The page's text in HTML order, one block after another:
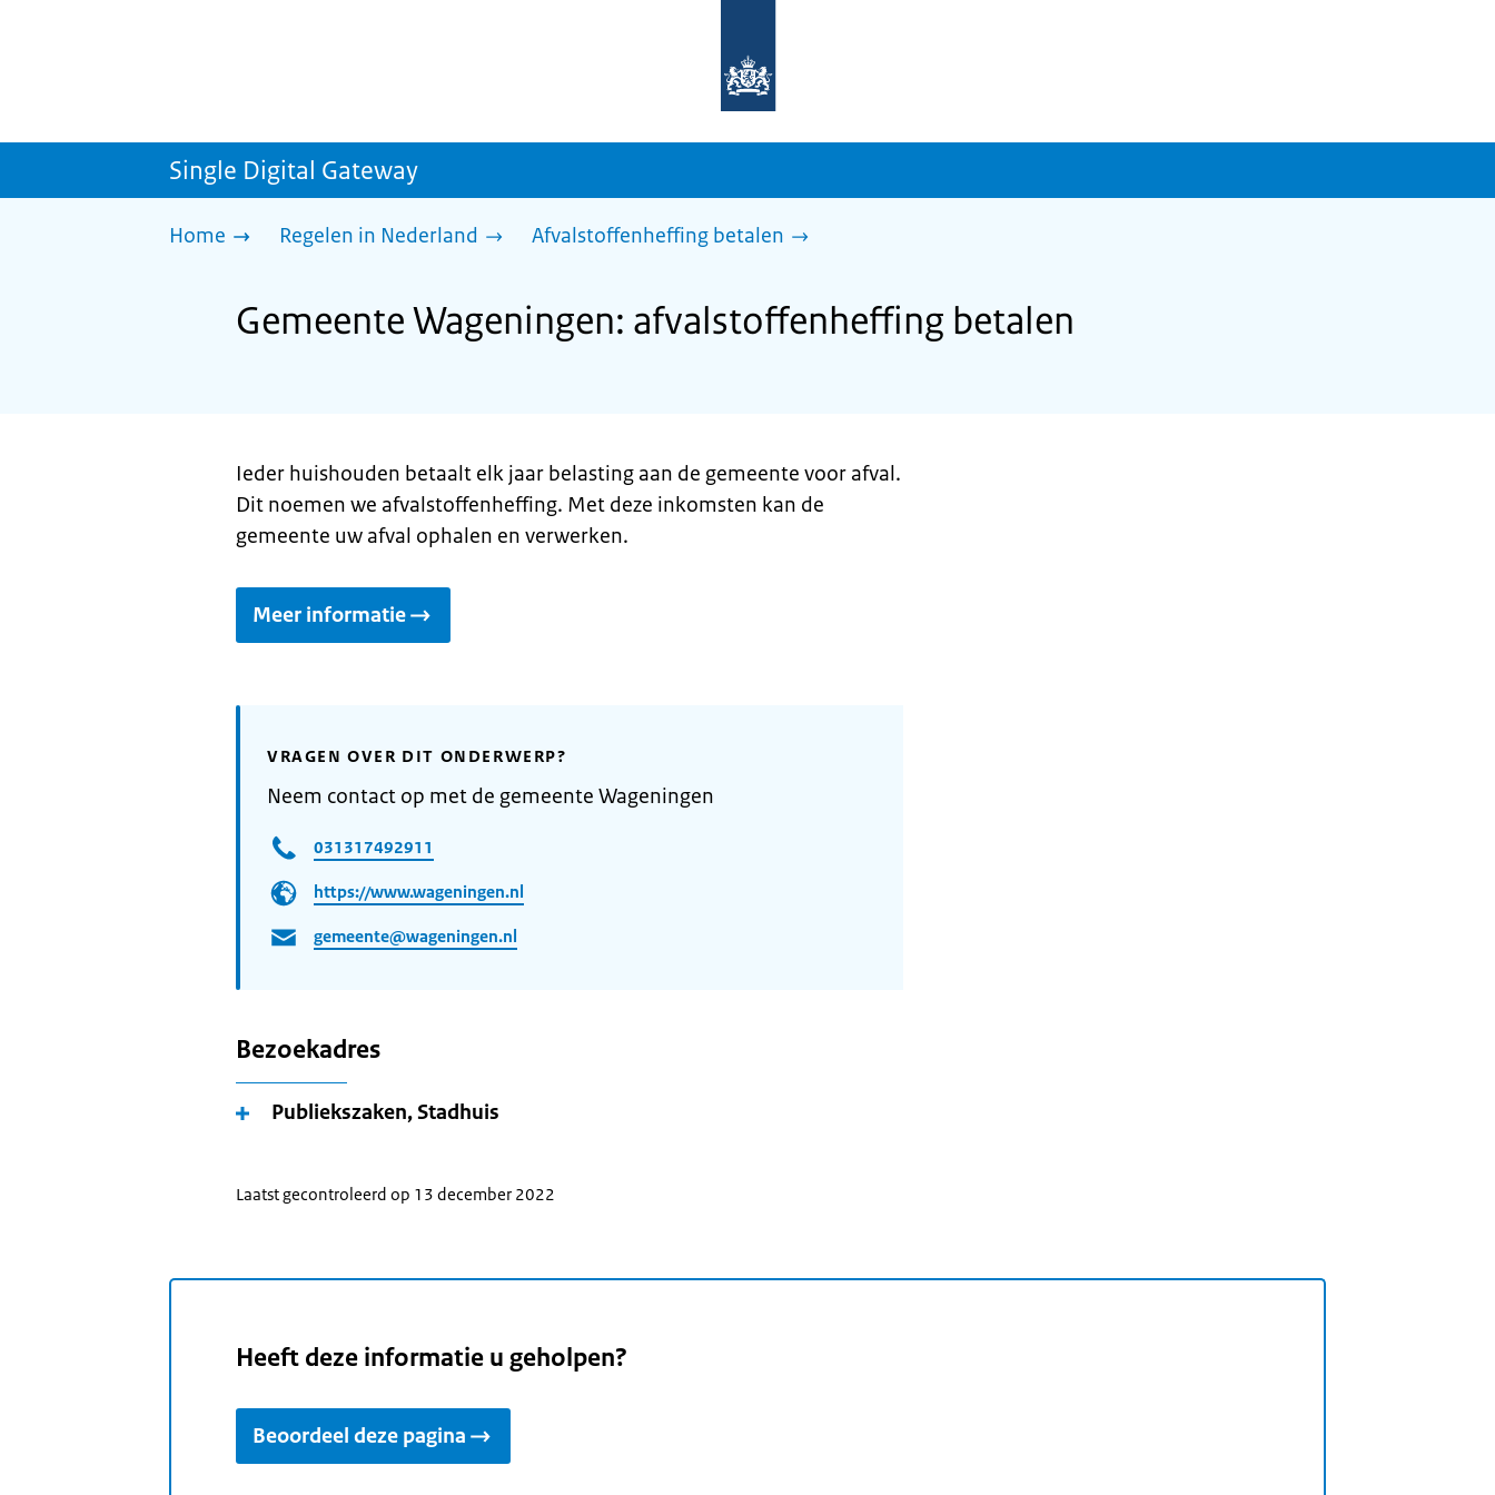
homepage
sdg.rijksoverheid.nl
Single Digital Gateway
Home Regelen in Nederland Afvalstoffenheffing betalen
Gemeente Wageningen: afvalstoffenheffing betalen
Ieder huishouden betaalt elk jaar belasting aan de gemeente voor afval.
Dit noemen we afvalstoffenheffing. Met deze inkomsten kan de
gemeente uw afval ophalen en verwerken.
Meer informatie
VRAGEN OVER DIT ONDERWERP?
Neem contact op met de gemeente Wageningen
031317492911
https://www.wageningen.nl
gemeente@wageningen.nl
Bezoekadres
Publiekszaken, Stadhuis
Laatst gecontroleerd op 13 december 2022
Heeft deze informatie u geholpen?
Beoordeel deze pagina